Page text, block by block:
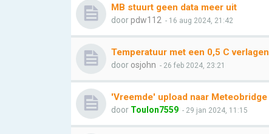
MB stuurt geen data meer uit
doorpdw112 - 16 aug 2024, 21:42
Temperatuur met een 0,5 C verlagen
door osjohn - 26 feb 2024, 23:21
'Vreemde' upload naar Meteobridge
door Toulon7559 - 29 jan 2024, 11:15